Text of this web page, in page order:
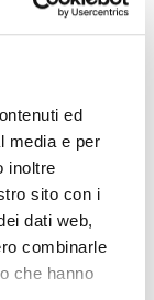
ed
media e per
inoltre
sito con i
dati web,
combinarle
che hanno
di circa
un CAGR
India) e
digitali. In
startup
gestire cicli